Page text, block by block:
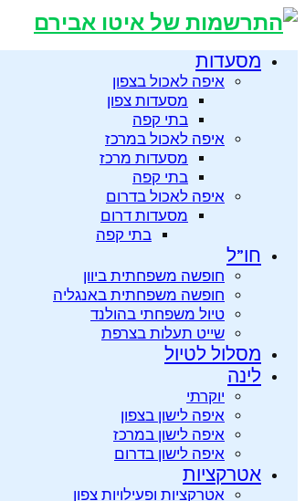
מסעדות
איפה לאכול בצפון
מסעדות צפון
בתי קפה
איפה לאכול במרכז
מסעדות מרכז
בתי קפה
איפה לאכול בדרום
מסעדות דרום
בתי קפה
חו”ל
חופשה משפחתית ביוון
חופשה משפחתית באנגליה
טיול משפחתי בהולנד
שייט תעלות בצרפת
מסלול לטיול
לינה
יוקרתי
איפה לישון בצפון
איפה לישון במרכז
איפה לישון בדרום
אטרקציות
אטרקציות ופעילויות צפון